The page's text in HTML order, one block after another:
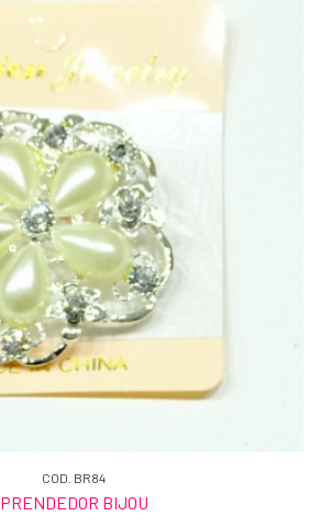
COD. BR84
PRENDEDOR BIJOU